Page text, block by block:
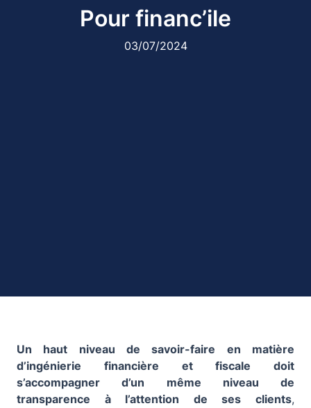
Pour financ’ile
03/07/2024
Un haut niveau de savoir-faire en matière
d’ingénierie financière et fiscale doit
s’accompagner d’un même niveau de
transparence à l’attention de ses clients,